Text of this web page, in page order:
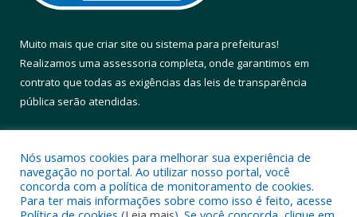
Muito mais que criar site ou sistema para prefeituras!
Realizamos uma assessoria completa, onde garantimos em
contrato que todas as exigências das leis de transparência
pública serão atendidas.
Nós usamos cookies para melhorar sua experiência de
navegação no portal. Ao utilizar nosso portal, você
concorda com a política de monitoramento de cookies.
Para ter mais informações sobre como isso é feito, acesse